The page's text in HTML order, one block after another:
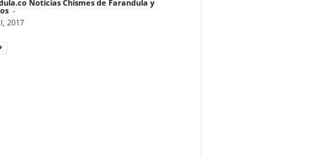
Noticias Chismes de Farandula y
-
2017